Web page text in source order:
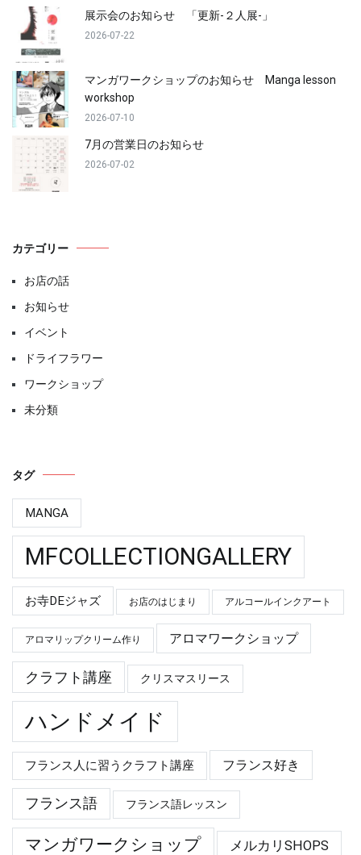
展示会のお知らせ 「更新-２人展-」
2026-07-22
マンガワークショップのお知らせ Manga lesson
workshop
2026-07-10
7月の営業日のお知らせ
2026-07-02
カテゴリー
お店の話
お知らせ
イベント
ドライフラワー
ワークショップ
未分類
タグ
MANGA
MFCOLLECTIONGALLERY
お寺DEジャズ お店のはじまり アルコールインクアート
アロマリップクリーム作り アロマワークショップ
クラフト講座 クリスマスリース
ハンドメイド
フランス人に習うクラフト講座 フランス好き
フランス語 フランス語レッスン
マンガワークショップ メルカリSHOPS